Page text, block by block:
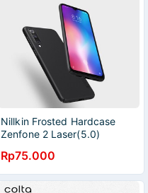
Nillkin Frosted Hardcase
Zenfone 2 Laser(5.0)
Rp75.000